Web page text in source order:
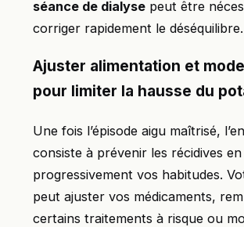
séance de dialyse peut être
corriger rapidement le déséquilibre.
Ajuster alimentation et
pour limiter la hausse du
Une fois l’épisode aigu maîtrisé,
consiste à prévenir les récidives
progressivement vos habitudes.
peut ajuster vos médicaments,
certains traitements à risque ou